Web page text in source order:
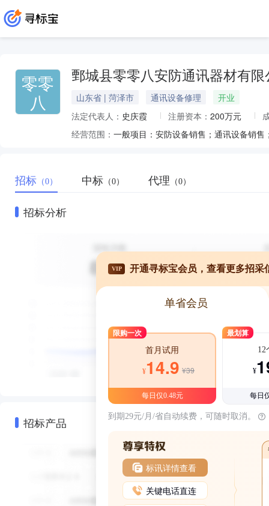
零零
八
鄄城县零零八安防通讯器材有限
山东省 | 菏泽市 通讯设备修理
开业
法定代表人： 史庆霞 注册资本： 200万元
经营范围：
招标 （0） 中标 （0） 代理 （0）
招标分析
招标产品
VIP 开通寻标宝会员，查看更多招采
单省会员
限购一次
首月试用
¥14.9 ¥39
每日仅0.48元
最划算
12
¥
每日
到期29元/月/省自动续费，可随时取消。
标讯详情查看
关键电话直连